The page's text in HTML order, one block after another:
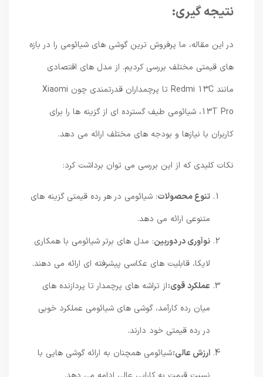
نتیجه گیری:
در این مقاله، ما پرفروش ترین گوشی های شیائومی را در بازه
های قیمتی مختلف بررسی کردیم. از مدل های اقتصادی
مانند Redmi 13C تا پرچمداران قدرتمندی چون Xiaomi
13T Pro، شیائومی طیف گسترده ای از گزینه ها را برای
کاربران با نیازها و بودجه های مختلف ارائه می دهد.
نکات کلیدی که از این بررسی می توان برداشت کرد:
تنوع محصولات: شیائومی در هر رده قیمتی گزینه های
متنوعی ارائه می دهد.
نوآوری در دوربین: مدل های برتر شیائومی با همکاری
لایکا، قابلیت های عکاسی پیشرفته ای ارائه می دهند.
عملکرد قوی:از تراشه های پرچمدار تا پردازنده های
میان رده کارآمد، گوشی های شیائومی عملکرد خوبی
در رده قیمتی خود دارند.
ارزش عالی:شیائومی همچنان به ارائه گوشی هایی با